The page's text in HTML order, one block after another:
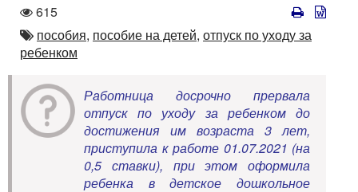
Количество
просмотров
615
Автор
пособия, пособие на детей, отпуск по уходу за
ребенком
Работница досрочно прервала
отпуск по уходу за ребенком до
достижения им возраста 3 лет,
приступила к работе 01.07.2021 (на
0,5 ставки), при этом оформила
ребенка в детское дошкольное